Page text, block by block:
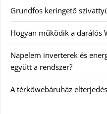
Grundfos keringető
Hogyan működik a darálós
Napelem inverterek és
együtt a rendszer?
A térkőwebáruház